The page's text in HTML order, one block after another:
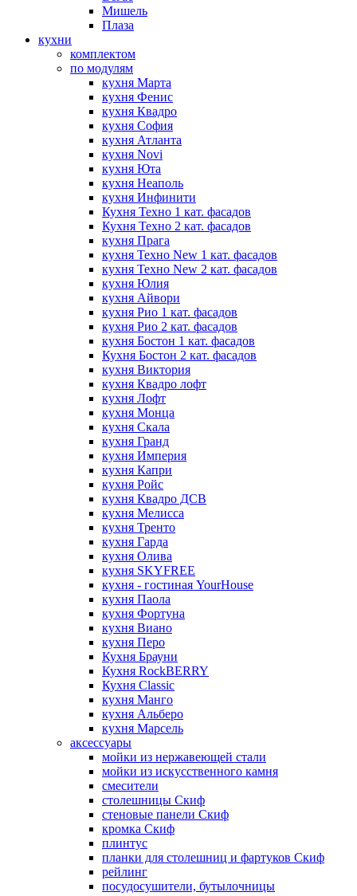
Мишель
Плаза
кухни
комплектом
по модулям
кухня Марта
кухня Фенис
кухня Квадро
кухня София
кухня Атланта
кухня Novi
кухня Юта
кухня Неаполь
кухня Инфинити
Кухня Техно 1 кат. фасадов
Кухня Техно 2 кат. фасадов
кухня Прага
кухня Техно New 1 кат. фасадов
кухня Техно New 2 кат. фасадов
кухня Юлия
кухня Айвори
кухня Рио 1 кат. фасадов
кухня Рио 2 кат. фасадов
кухня Бостон 1 кат. фасадов
Кухня Бостон 2 кат. фасадов
кухня Виктория
кухня Квадро лофт
кухня Лофт
кухня Монца
кухня Скала
кухня Гранд
кухня Империя
кухня Капри
кухня Ройс
кухня Квадро ДСВ
кухня Мелисса
кухня Тренто
кухня Гарда
кухня Олива
кухня SKYFREE
кухня - гостиная YourHouse
кухня Паола
кухня Фортуна
кухня Виано
кухня Перо
Кухня Брауни
Кухня RockBERRY
Кухня Classic
кухня Манго
кухня Альберо
кухня Марсель
аксессуары
мойки из нержавеющей стали
мойки из искусственного камня
смесители
столешницы Скиф
стеновые панели Скиф
кромка Скиф
плинтус
планки для столешниц и фартуков Скиф
рейлинг
посудосушители, бутылочницы